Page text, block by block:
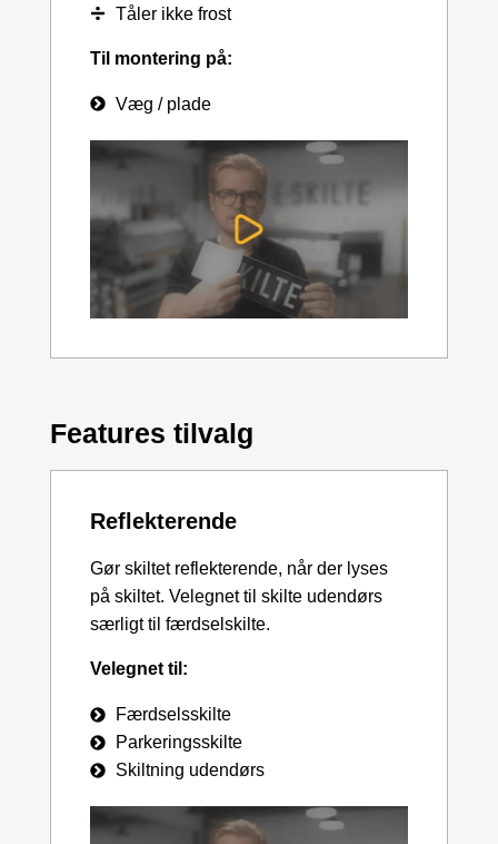
Tåler ikke frost
Til montering på:
Væg / plade
Features tilvalg
Reflekterende
Gør skiltet reflekterende, når der lyses
på skiltet. Velegnet til skilte udendørs
særligt til færdselskilte.
Velegnet til:
Færdselsskilte
Parkeringsskilte
Skiltning udendørs